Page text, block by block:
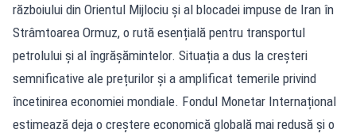
războiului din Orientul Mijlociu și al blocadei impuse de Iran în
Strâmtoarea Ormuz, o rută esențială pentru transportul
petrolului și al îngrășămintelor. Situația a dus la creșteri
semnificative ale prețurilor și a amplificat temerile privind
încetinirea economiei mondiale. Fondul Monetar Internațional
estimează deja o creștere economică globală mai redusă și o